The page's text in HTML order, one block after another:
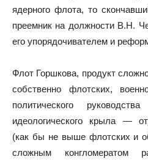
ядерного флота, то
преемник на должности В.Н.
его упорядочивателем и
Флот Горшкова, продукт
собственно флотских,
политического
идеологического крыла —
(как бы не выше флотских и
сложным конгломератом